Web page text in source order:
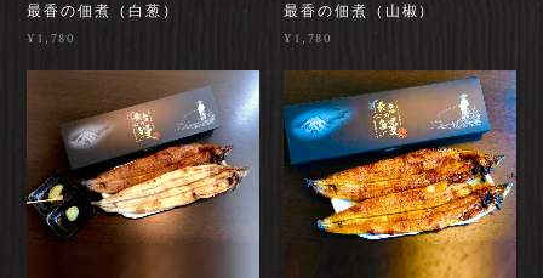
最香の佃煮（白葱）
¥1,780
最香の佃煮（山椒）
¥1,780